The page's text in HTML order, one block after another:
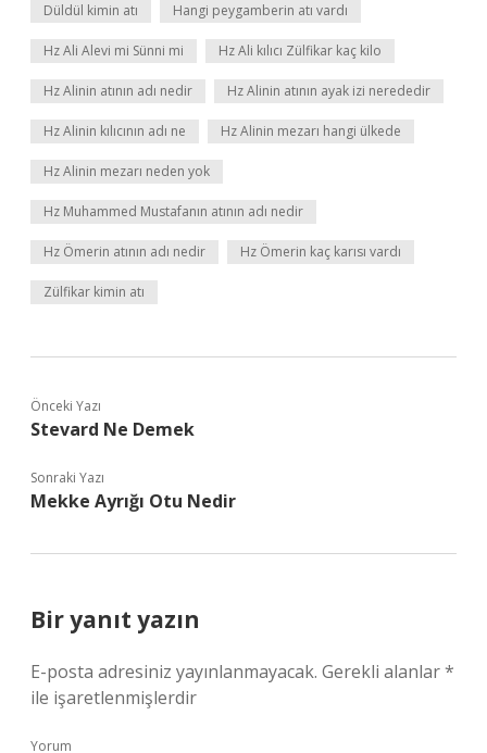
Düldül kimin atı Hangi peygamberin atı vardı
Hz Ali Alevi mi Sünni mi Hz Ali kılıcı Zülfikar kaç kilo
Hz Alinin atının adı nedir Hz Alinin atının ayak izi nerededir
Hz Alinin kılıcının adı ne Hz Alinin mezarı hangi ülkede
Hz Alinin mezarı neden yok
Hz Muhammed Mustafanın atının adı nedir
Hz Ömerin atının adı nedir Hz Ömerin kaç karısı vardı
Zülfikar kimin atı
Önceki Yazı
Stevard Ne Demek
Sonraki Yazı
Mekke Ayrığı Otu Nedir
Bir yanıt yazın
E-posta adresiniz yayınlanmayacak. Gerekli alanlar*
ile işaretlenmişlerdir
Yorum